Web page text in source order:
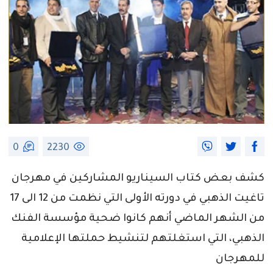
2230
0
كشف بعض كتاب السيناريو المشاركين في مهرجان
تاغيت الذهبي في دورته الأولى التي نظمت من 12 الى 17
من الشهر الماضي أنهم كانوا ضحية مؤسسة الفنك
الذهبي، التي استغلتهم لتنشيط حملتها الإعلامية
للمهرجان